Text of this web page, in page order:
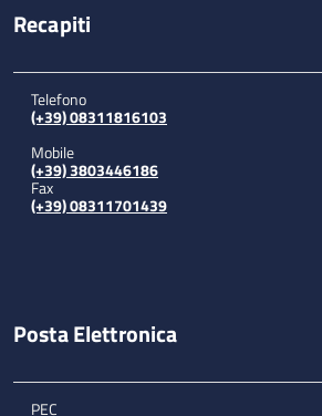
Recapiti
Telefono
(+39) 08311816103
Mobile
(+39) 3803446186
Fax
(+39) 08311701439
Posta Elettronica
PEC